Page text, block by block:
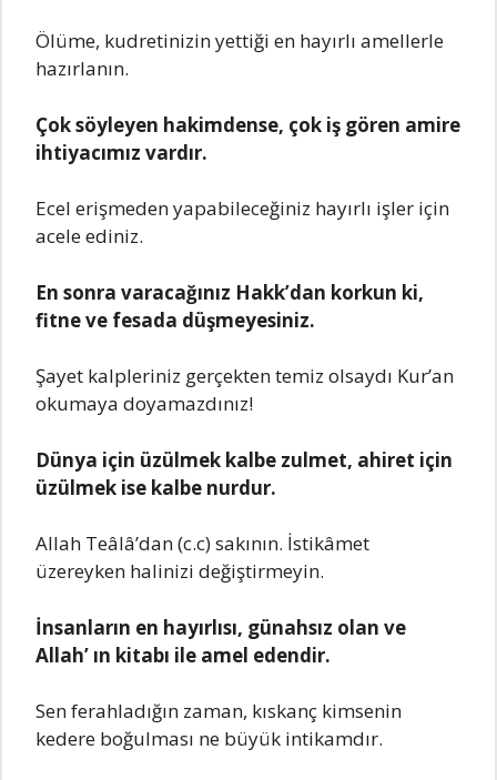
Ölüme, kudretinizin yettiği en hayırlı amellerle
hazırlanın.
Çok söyleyen hakimdense, çok iş gören amire
ihtiyacımız vardır.
Ecel erişmeden yapabileceğiniz hayırlı işler için
acele ediniz.
En sonra varacağınız Hakk’dan korkun ki,
fitne ve fesada düşmeyesiniz.
Şayet kalpleriniz gerçekten temiz olsaydı Kur’an
okumaya doyamazdınız!
Dünya için üzülmek kalbe zulmet, ahiret için
üzülmek ise kalbe nurdur.
Allah Teâlâ’dan (c.c) sakının. İstikâmet
üzereyken halinizi değiştirmeyin.
İnsanların en hayırlısı, günahsız olan ve
Allah’ ın kitabı ile amel edendir.
Sen ferahladığın zaman, kıskanç kimsenin
kedere boğulması ne büyük intikamdır.